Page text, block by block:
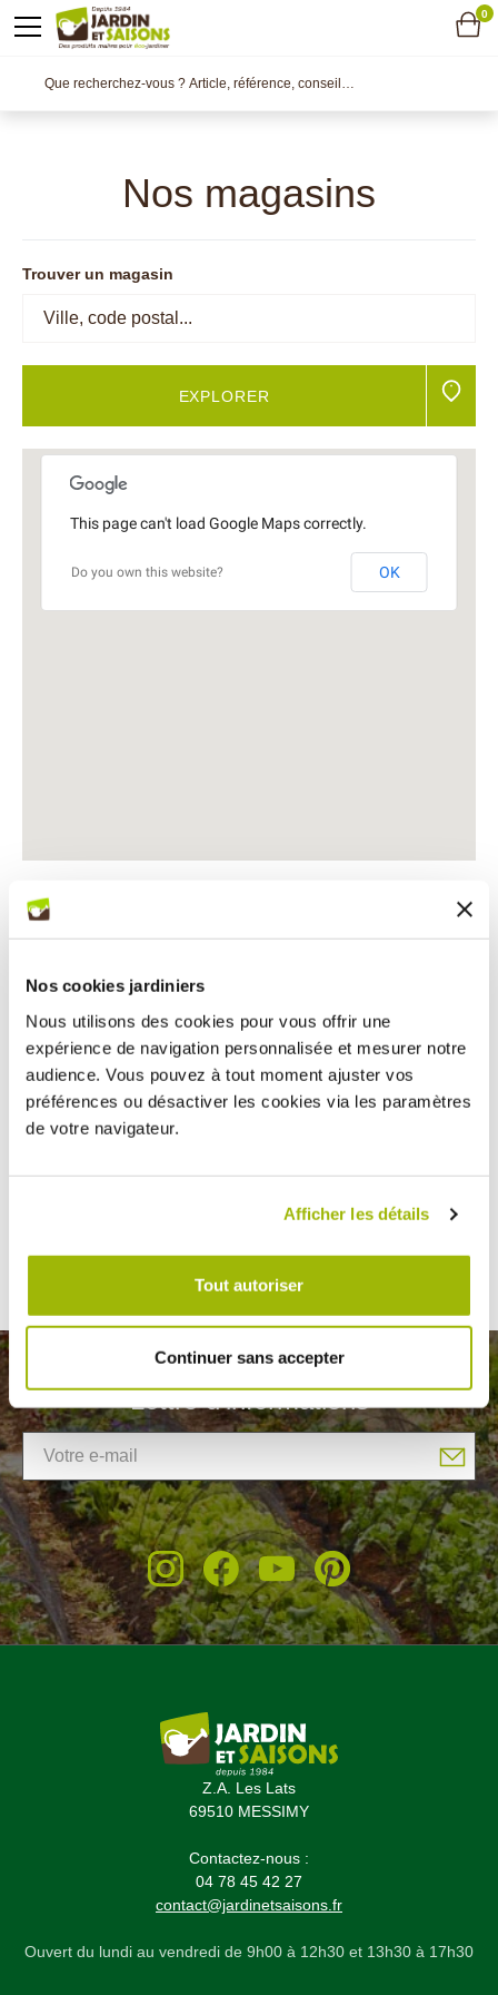
Nos cookies jardiniers
Nous utilisons des cookies pour vous offrir une
expérience de navigation personnalisée et mesurer notre
audience. Vous pouvez à tout moment ajuster vos
préférences ou désactiver les cookies via les paramètres
de votre navigateur.
Afficher les détails
Tout autoriser
Continuer sans accepter
Nos magasins
Trouver un magasin
EXPLORER
This page can't load Google Maps correctly.
Do you own this website? OK
PAIEMENTS SÉCURISÉS
virement, mandat administratif
3X sans frais CB à partir de 150 €
LIVRAISON & RETOUR
Satisfait ou remboursé sous 30 jours
par notre équipe de passionnés du
BESOIN D’AIDE ?
04 78 45 42 27
Lettre d'informations
Z.A. Les Lats
69510 MESSIMY
Contactez-nous :
04 78 45 42 27
contact@jardinetsaisons.fr
Ouvert du lundi au vendredi de 9h00 à 12h30 et 13h30 à 17h30
0